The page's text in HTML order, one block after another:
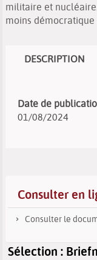
militaire et
moins démocratique
DESCRIPTION
Date de
01/08/2024
Consulter en
Consulter le
Sélection :